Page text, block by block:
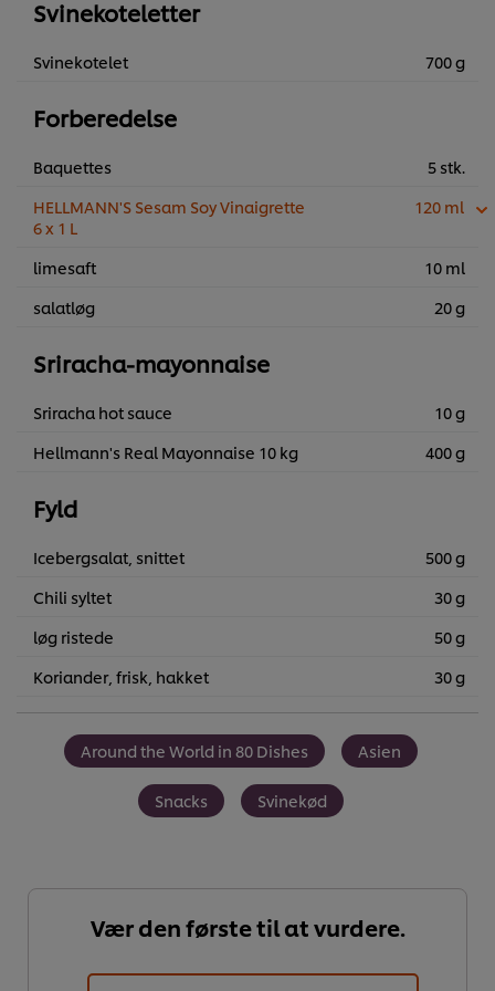
Svinekoteletter
Svinekotelet 700 g
Forberedelse
Baquettes
5 stk.
HELLMANN'S Sesam Soy Vinaigrette
6 x 1 L
120 ml
limesaft
10 ml
salatløg
20 g
Sriracha-mayonnaise
Sriracha hot sauce
10 g
Hellmann's Real Mayonnaise 10 kg
400 g
Fyld
Icebergsalat, snittet
500 g
Chili syltet
30 g
løg ristede
50 g
Koriander, frisk, hakket
30 g
Around the World in 80 Dishes Asien
Snacks Svinekød
Vær den første til at vurdere.